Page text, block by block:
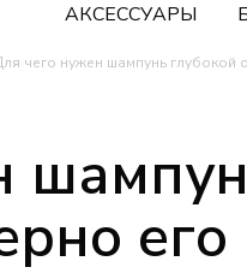
АКСЕССУАРЫ
чего нужен шампунь глубокой